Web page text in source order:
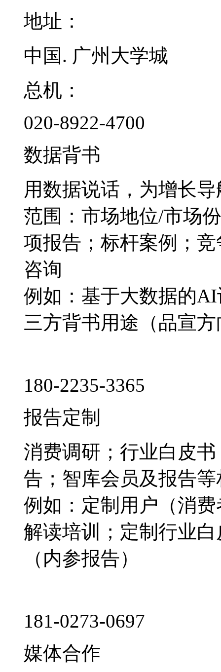
地址：
中国. 广州大学城
总机：
020-8922-4700
数据背书
用数据说话，为增长导
范围：市场地位/市场
项报告；标杆案例；
咨询
例如：基于大数据的
三方背书用途（品宣
180-2235-3365
报告定制
消费调研；行业白皮
告；智库会员及报告
例如：定制用户（消
解读培训；定制行业
（内参报告）
181-0273-0697
媒体合作